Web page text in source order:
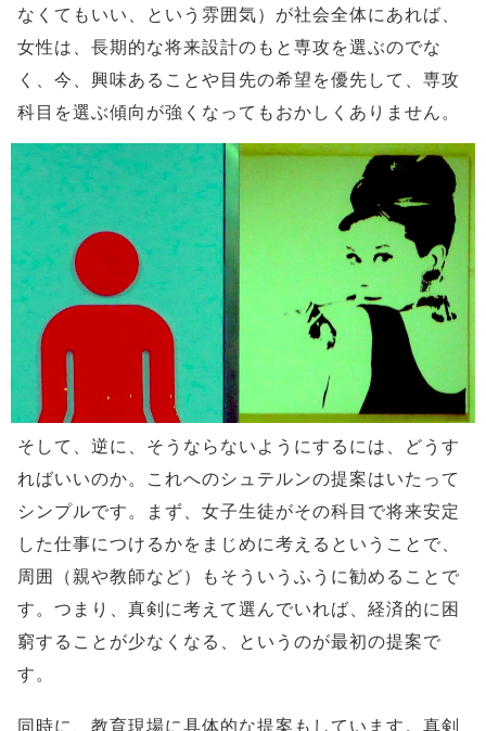
なくてもいい、という雰囲気）が社会全体にあれば、
女性は、長期的な将来設計のもと専攻を選ぶのでな
く、今、興味あることや目先の希望を優先して、専攻
科目を選ぶ傾向が強くなってもおかしくありません。
そして、逆に、そうならないようにするには、どうす
ればいいのか。これへのシュテルンの提案はいたって
シンプルです。まず、女子生徒がその科目で将来安定
した仕事につけるかをまじめに考えるということで、
周囲（親や教師など）もそういうふうに勧めることで
す。つまり、真剣に考えて選んでいれば、経済的に困
窮することが少なくなる、というのが最初の提案で
す。
同時に、教育現場に具体的な提案もしています。真剣